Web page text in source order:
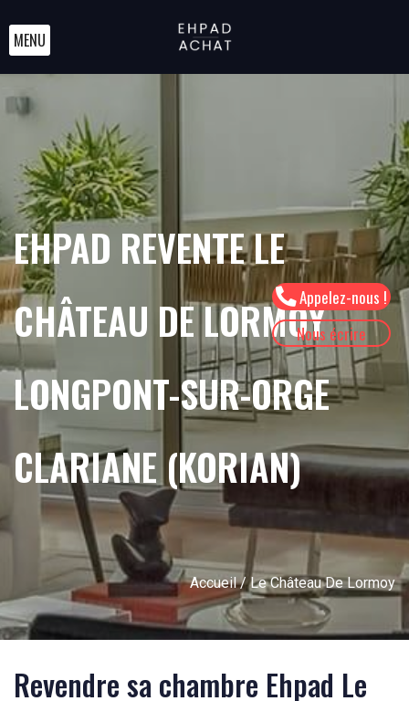
Appelez-nous !
Nous écrire
MENU
EHPAD REVENTE LE
CHÂTEAU DE LORMOY
LONGPONT-SUR-ORGE
CLARIANE (KORIAN)
Accueil/ Le Château De Lormoy
Revendre sa chambre Ehpad Le